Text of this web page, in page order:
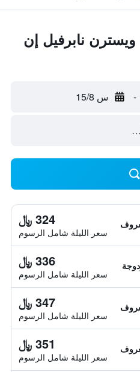
نابرفيل إن
- س 15/8
324 ﷼
سعر الليلة شامل الرسوم
336 ﷼
سعر الليلة شامل الرسوم
347 ﷼
سعر الليلة شامل الرسوم
351 ﷼
سعر الليلة شامل الرسوم